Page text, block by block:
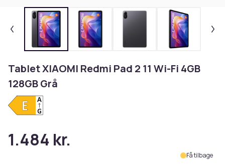
Tablet XIAOMI Redmi Pad 2 11 Wi-Fi 4GB
128GB Grå
1.484 kr.
Få tilbage